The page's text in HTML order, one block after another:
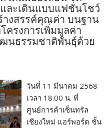
ละเดินแบบแฟชั่นโชว์
งสรรค์คุณค่า บนฐาน
รงการเพิ่มมูลค่า
นธรรมชาติพันธุ์ด้วย
วันที่ 11 มีนาคม 2568
เวลา 18.00 น. ที่
ศูนย์การค้าเซ็นทรัล
เชียงใหม่ แอร์พอร์ต ชั้น